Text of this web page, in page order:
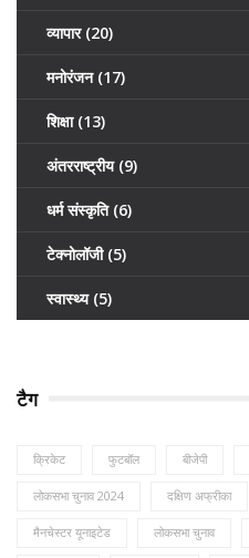
व्यापार (20)
मनोरंजन (17)
शिक्षा (13)
अंतरराष्ट्रीय (9)
धर्म संस्कृति (6)
टेक्नोलॉजी (5)
स्वास्थ्य (5)
टैग
क्रिकेट फुटबॉल बीजेपी
लोकसभा चुनाव 2024 दक्षिण अफ्रीका
मैनचेस्टर यूनाइटेड लोकसभा चुनाव